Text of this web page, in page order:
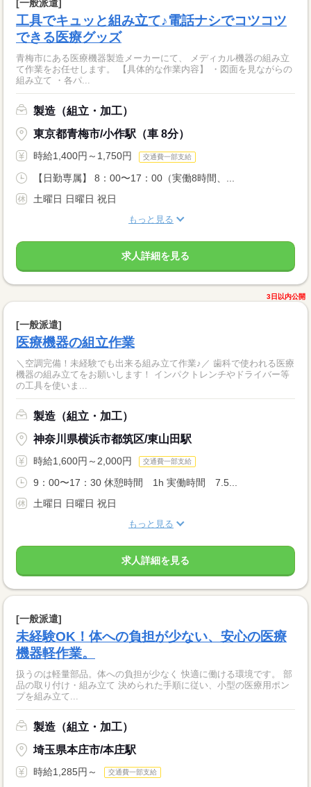
[一般派遣]
工具でキュッと組み立て♪電話ナシでコツコツ
できる医療グッズ
青梅市にある医療機器製造メーカーにて、 メディカル機器の組み立
て作業をお任せします。 【具体的な作業内容】 ・図面を見ながらの
組み立て ・各パ...
製造（組立・加工）
東京都青梅市/小作駅（車 8分）
時給1,400円～1,750円 交通費一部支給
【日勤専属】 8：00〜17：00（実働8時間、...
土曜日 日曜日 祝日
もっと見る
求人詳細を見る
3日以内公開
[一般派遣]
医療機器の組立作業
＼空調完備！未経験でも出来る組み立て作業♪／ 歯科で使われる医療
機器の組み立てをお願いします！ インパクトレンチやドライバー等
の工具を使いま...
製造（組立・加工）
神奈川県横浜市都筑区/東山田駅
時給1,600円～2,000円 交通費一部支給
9：00〜17：30 休憩時間 1h 実働時間 7.5...
土曜日 日曜日 祝日
もっと見る
求人詳細を見る
[一般派遣]
未経験OK！体への負担が少ない、安心の医療
機器軽作業。
扱うのは軽量部品。体への負担が少なく 快適に働ける環境です。 部
品の取り付け・組み立て 決められた手順に従い、小型の医療用ポン
プを組み立て...
製造（組立・加工）
埼玉県本庄市/本庄駅
時給1,285円～ 交通費一部支給